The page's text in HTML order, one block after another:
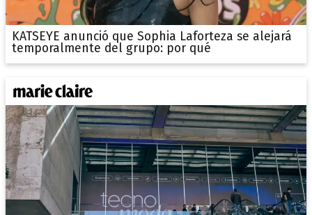
KATSEYE anunció que Sophia Laforteza se alejará
temporalmente del grupo: por qué